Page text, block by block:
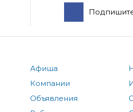
Афиша
Компании
Объявления